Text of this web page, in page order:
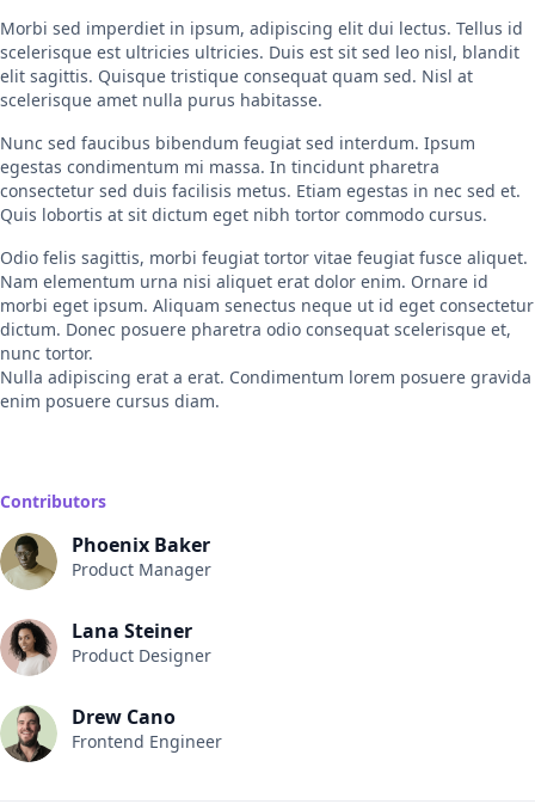
Contributors
Phoenix Baker
Product Manager
Lana Steiner
Product Designer
Drew Cano
Frontend Engineer
Morbi sed imperdiet in ipsum, adipiscing elit dui lectus. Tellus id
scelerisque est ultricies ultricies. Duis est sit sed leo nisl, blandit
elit sagittis. Quisque tristique consequat quam sed. Nisl at
scelerisque amet nulla purus habitasse.
Nunc sed faucibus bibendum feugiat sed interdum. Ipsum
egestas condimentum mi massa. In tincidunt pharetra
consectetur sed duis facilisis metus. Etiam egestas in nec sed et.
Quis lobortis at sit dictum eget nibh tortor commodo cursus.
Odio felis sagittis, morbi feugiat tortor vitae feugiat fusce aliquet.
Nam elementum urna nisi aliquet erat dolor enim. Ornare id
morbi eget ipsum. Aliquam senectus neque ut id eget consectetur
dictum. Donec posuere pharetra odio consequat scelerisque et,
nunc tortor.
Nulla adipiscing erat a erat. Condimentum lorem posuere gravida
enim posuere cursus diam.